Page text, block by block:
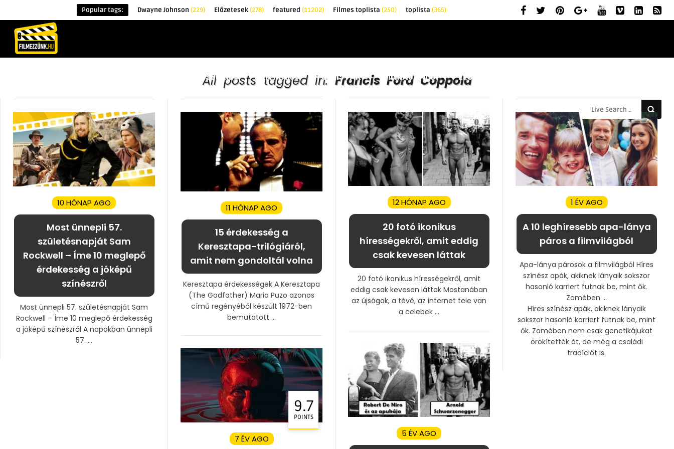
Popular tags: Dwayne Johnson (229) Előzetesek(278) featured (11202) Filmes toplista (250) toplista (365)
ÉRDEKESSÉGEK KRITIKÁK TOPLISTÁK FILMAJÁNLÓ ELŐZETESEK
All posts tagged in: Francis Ford Coppola
10 HÓNAP AGO
Most ünnepli 57.
születésnapját Sam
Rockwell – Íme 10 meglepő
érdekesség a jóképű
színészről
Most ünnepli 57. születésnapját Sam
Rockwell – Íme 10 meglepő érdekesség
a jóképű színészről A napokban ünnepli
57. ...
11 HÓNAP AGO
15 érdekesség a
Keresztapa-trilógiáról,
amit nem gondoltál volna
Keresztapa érdekességek A Keresztapa
(The Godfather) Mario Puzo azonos
című regényéből készült 1972-ben
bemutatott ...
12 HÓNAP AGO
20 fotó ikonikus
hírességekről, amit eddig
csak kevesen láttak
20 fotó ikonikus hírességekről, amit
eddig csak kevesen láttak Mostanában
az újságok, a tévé, az internet tele van
a celebek ...
1 ÉV AGO
A 10 leghíresebb apa-lánya
páros a filmvilágból
Apa-lánya párosok a filmvilágból Híres
színész apák, akiknek lányaik sokszor
hasonló karriert futnak be, mint ők.
Zömében ...
Híres színész apák, akiknek lányaik
sokszor hasonló karriert futnak be, mint
ők. Zömében nem csak genetikájukat
örökítették át, de még a családi
tradíciót is.
5 ÉV AGO
9.7
POINTS
7 ÉV AGO